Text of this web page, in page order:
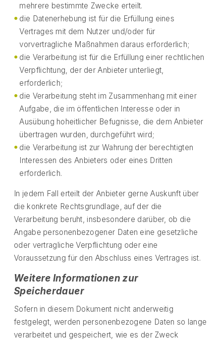
mehrere bestimmte Zwecke erteilt.
die Datenerhebung ist für die Erfüllung eines
Vertrages mit dem Nutzer und/oder für
vorvertragliche Maßnahmen daraus erforderlich;
die Verarbeitung ist für die Erfüllung einer rechtlichen
Verpflichtung, der der Anbieter unterliegt,
erforderlich;
die Verarbeitung steht im Zusammenhang mit einer
Aufgabe, die im öffentlichen Interesse oder in
Ausübung hoheitlicher Befugnisse, die dem Anbieter
übertragen wurden, durchgeführt wird;
die Verarbeitung ist zur Wahrung der berechtigten
Interessen des Anbieters oder eines Dritten
erforderlich.
In jedem Fall erteilt der Anbieter gerne Auskunft über
die konkrete Rechtsgrundlage, auf der die
Verarbeitung beruht, insbesondere darüber, ob die
Angabe personenbezogener Daten eine gesetzliche
oder vertragliche Verpflichtung oder eine
Voraussetzung für den Abschluss eines Vertrages ist.
Weitere Informationen zur
Speicherdauer
Sofern in diesem Dokument nicht anderweitig
festgelegt, werden personenbezogene Daten so lange
verarbeitet und gespeichert, wie es der Zweck